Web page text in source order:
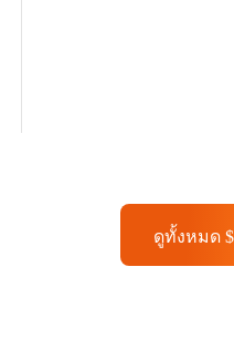
ดูทั้งหมด